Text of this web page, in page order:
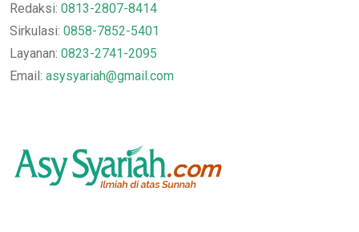
Redaksi: 0813-2807-8414
Sirkulasi: 0858-7852-5401
Layanan: 0823-2741-2095
Email: asysyariah@gmail.com